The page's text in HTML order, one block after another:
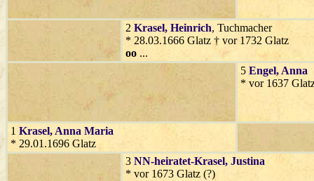
2 Krasel, Heinrich, Tuchmacher
* 28.03.1666 Glatz † vor 1732 Glatz
oo ...
5 Engel, Anna
* vor 1637
1 Krasel, Anna Maria
* 29.01.1696 Glatz
3 NN-heiratet-Krasel, Justina
* vor 1673 Glatz (?)